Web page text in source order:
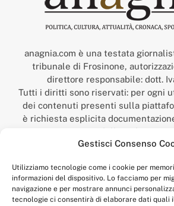
Gestisci Consenso
Utilizziamo tecnologie come i cookie per
informazioni del dispositivo. Lo facciamo per
navigazione e per mostrare annunci
tecnologie ci consentirà di elaborare dati quali
anagnia.com è una testata
tribunale di Frosinone,
direttore responsabile: dott.
Tutti i diritti sono riservati: per ogni
dei contenuti presenti sulla
è richiesta esplicita
della redazione.
“Anagnia” è un marchio registrato
Economico,
num. registrazione: 302017000014044
Per contatti: